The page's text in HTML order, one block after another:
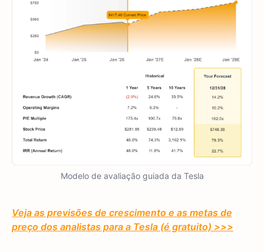
Modelo de avaliação guiada da Tesla
Veja as previsões de crescimento e as metas de
preço dos analistas para a Tesla (é gratuito) >>>